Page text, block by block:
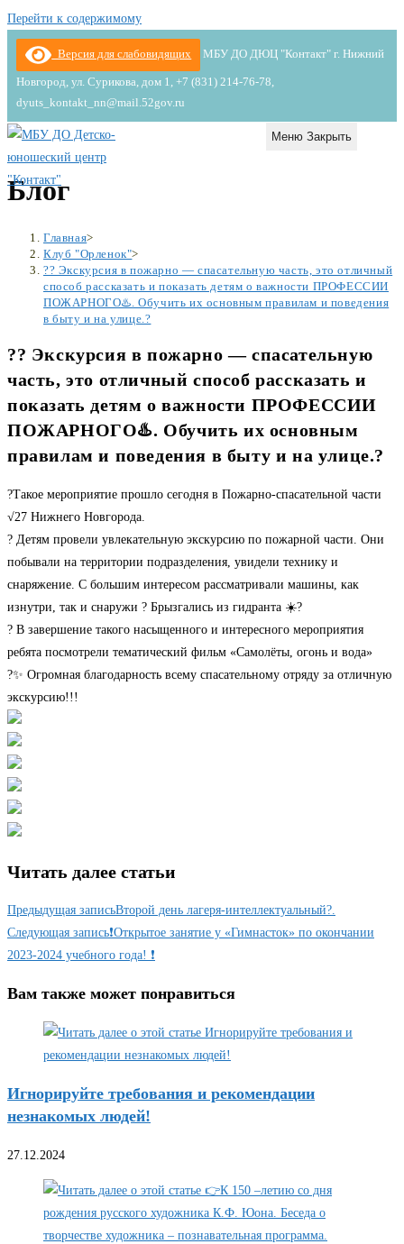
Перейти к содержимому
Версия для слабовидящих МБУ ДО ДЮЦ "Контакт" г. Нижний
Новгород, ул. Сурикова, дом 1, +7 (831) 214-76-78,
dyuts_kontakt_nn@mail.52gov.ru
Меню Закрыть
Блог
Главная>
Клуб "Орленок">
?? Экскурсия в пожарно — спасательную часть, это отличный
способ рассказать и показать детям о важности ПРОФЕССИИ
ПОЖАРНОГО♨️. Обучить их основным правилам и поведения
в быту и на улице.?
?? Экскурсия в пожарно — спасательную
часть, это отличный способ рассказать и
показать детям о важности ПРОФЕССИИ
ПОЖАРНОГО♨️. Обучить их основным
правилам и поведения в быту и на улице.?
?Такое мероприятие прошло сегодня в Пожарно-спасательной части
√27 Нижнего Новгорода.
? Детям провели увлекательную экскурсию по пожарной части. Они
побывали на территории подразделения, увидели технику и
снаряжение. С большим интересом рассматривали машины, как
изнутри, так и снаружи ? Брызгались из гидранта ☀️?
? В завершение такого насыщенного и интересного мероприятия
ребята посмотрели тематический фильм «Самолёты, огонь и вода»
?✨ Огромная благодарность всему спасательному отряду за отличную
экскурсию!!!
Читать далее статьи
Предыдущая записьВторой день лагеря-интеллектуальный?.
Следующая запись❗Открытое занятие у «Гимнасток» по окончании
2023-2024 учебного года! ❗
Вам также может понравиться
Игнорируйте требования и рекомендации
незнакомых людей!
27.12.2024